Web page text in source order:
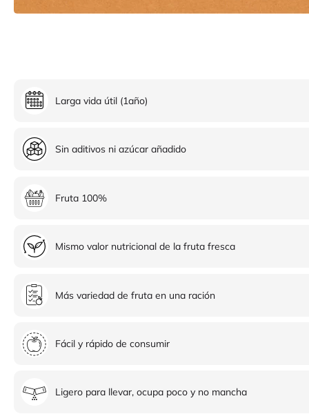
Larga vida útil (1año)
Sin aditivos ni azúcar añadido
Fruta 100%
Mismo valor nutricional de la fruta fresca
Más variedad de fruta en una ración
Fácil y rápido de consumir
Ligero para llevar, ocupa poco y no mancha